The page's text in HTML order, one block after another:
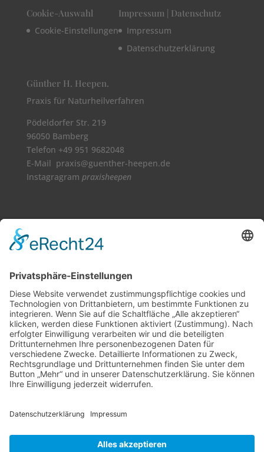
Cookie-Auswahl
Cookie-Einstellungen
Impressum | Datenschutz
Impressum
Datenschutzerklärung
Günther H. Heepen.
Praxis für Naturheilverfahren
Pödeldorfer Str. 219
96050 Bamberg
Telefon +49 951 9682048
E-Mail praxis@guenther-heepen.de
Instagragram praxisheepen
©OpenStreetMap
Vollbild